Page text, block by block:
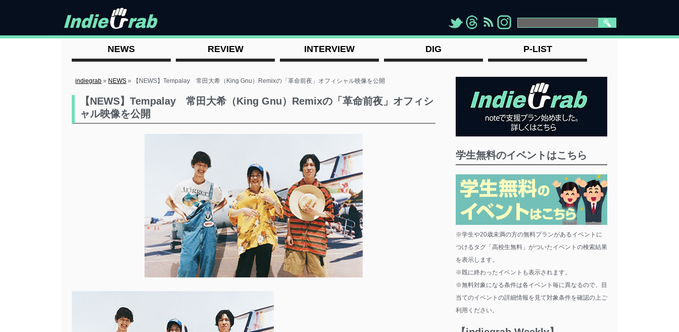
"> "> "> " >
NEWS REVIEW INTERVIEW DIG P-LIST
indiegrab » NEWS » 【NEWS】Tempalay 常田大希（King Gnu）Remixの「革命前夜」オフィシャル映像を公開
【NEWS】Tempalay 常田大希（King Gnu）Remixの「革命前夜」オフィシ
ャル映像を公開
学生無料のイベントはこちら
※学生や20歳未満の方の無料プランがあるイベントに
つけるタグ「高校生無料」がついたイベントの検索結果
を表示します。
※既に終わったイベントも表示されます。
※無料対象になる条件は各イベント毎に異なるので、目
当てのイベントの詳細情報を見て対象条件を確認の上ご
利用ください。